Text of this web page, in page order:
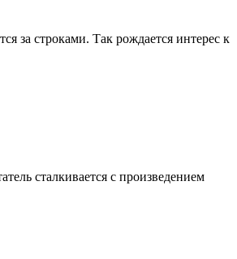
за строками. Так рождается интерес к
сталкивается с произведением